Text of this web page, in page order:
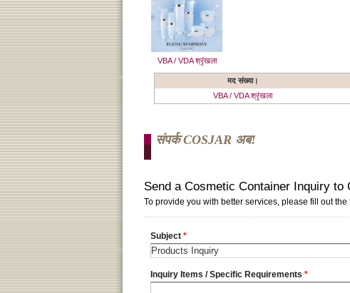
VBA / VDA श्रृंखला
मद संख्या।
VBA / VDA श्रृंखला
संपर्क COSJAR अब!